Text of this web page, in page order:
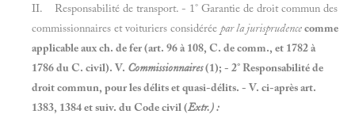
II. Responsabilité de transport. - 1° Garantie de droit commun des
commissionnaires et voituriers considérée par la jurisprudencecomme
applicable aux ch. de fer (art. 96 à 108, C. de comm., et 1782 à
1786 du C. civil). V. Commissionnaires(1); - 2° Responsabilité de
droit commun, pour les délits et quasi-délits. - V. ci-après art.
1383, 1384 et suiv. du Code civil (Extr.) :